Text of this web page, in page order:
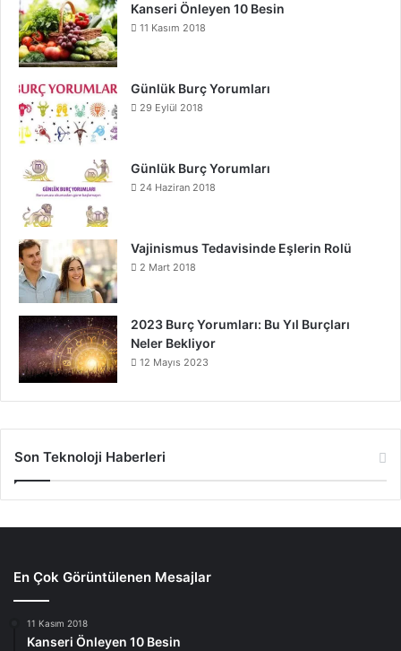
Kanseri Önleyen 10 Besin
11 Kasım 2018
Günlük Burç Yorumları
29 Eylül 2018
Günlük Burç Yorumları
24 Haziran 2018
Vajinismus Tedavisinde Eşlerin Rolü
2 Mart 2018
2023 Burç Yorumları: Bu Yıl Burçları
Neler Bekliyor
12 Mayıs 2023
Son Teknoloji Haberleri
En Çok Görüntülenen Mesajlar
11 Kasım 2018
Kanseri Önleyen 10 Besin